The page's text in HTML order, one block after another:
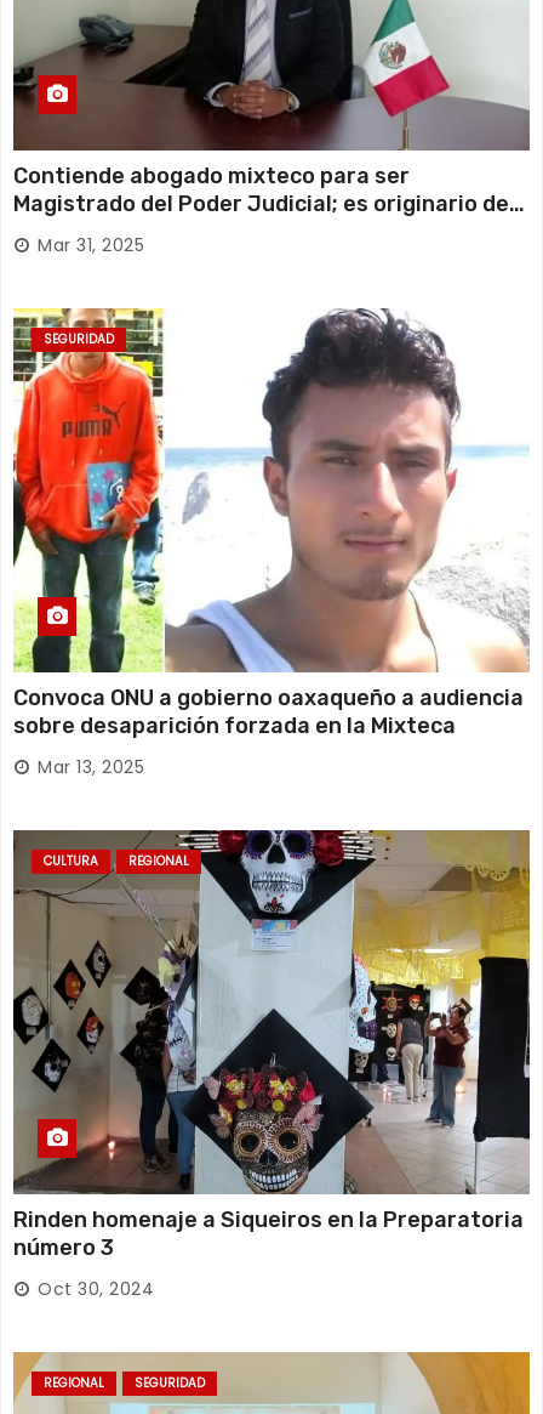
Contiende abogado mixteco para ser
Magistrado del Poder Judicial; es originario de
Huajuapan de León
Mar 31, 2025
SEGURIDAD
Convoca ONU a gobierno oaxaqueño a audiencia
sobre desaparición forzada en la Mixteca
Mar 13, 2025
CULTURA REGIONAL
Rinden homenaje a Siqueiros en la Preparatoria
número 3
Oct 30, 2024
REGIONAL SEGURIDAD